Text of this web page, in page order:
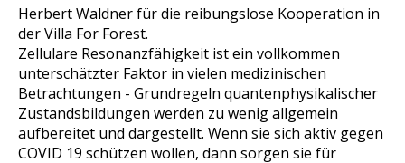
Herbert Waldner für die reibungslose Kooperation in
der Villa For Forest.
Zellulare Resonanzfähigkeit ist ein vollkommen
unterschätzter Faktor in vielen medizinischen
Betrachtungen - Grundregeln quantenphysikalischer
Zustandsbildungen werden zu wenig allgemein
aufbereitet und dargestellt. Wenn sie sich aktiv gegen
COVID 19 schützen wollen, dann sorgen sie für